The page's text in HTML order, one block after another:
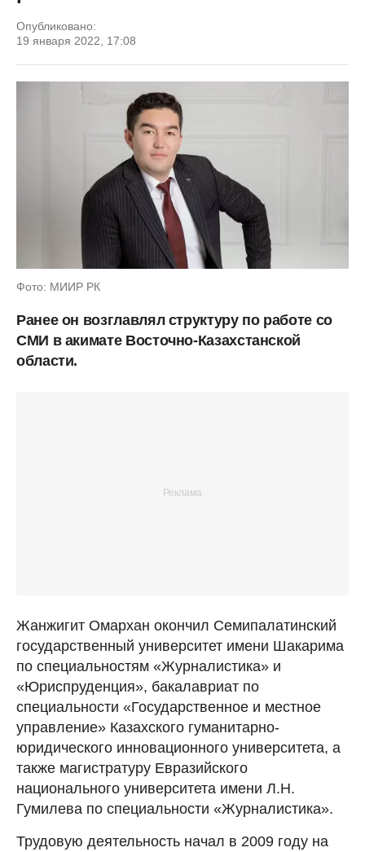
Опубликовано:
19 января 2022, 17:08
Фото: МИИР РК
Ранее он возглавлял структуру по работе со
СМИ в акимате Восточно-Казахстанской
области.
Жанжигит Омархан окончил Семипалатинский
государственный университет имени Шакарима
по специальностям «Журналистика» и
«Юриспруденция», бакалавриат по
специальности «Государственное и местное
управление» Казахского гуманитарно-
юридического инновационного университета, а
также магистратуру Евразийского
национального университета имени Л.Н.
Гумилева по специальности «Журналистика».
Трудовую деятельность начал в 2009 году на